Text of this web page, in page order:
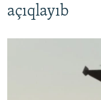
açıqlayıb